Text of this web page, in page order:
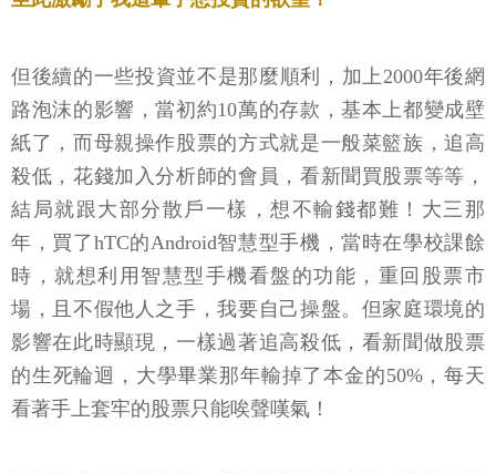
但後續的一些投資並不是那麼順利，加上2000年後網
路泡沫的影響，當初約10萬的存款，基本上都變成壁
紙了，而母親操作股票的方式就是一般菜籃族，追高
殺低，花錢加入分析師的會員，看新聞買股票等等，
結局就跟大部分散戶一樣，想不輸錢都難！大三那
年，買了hTC的Android智慧型手機，當時在學校課餘
時，就想利用智慧型手機看盤的功能，重回股票市
場，且不假他人之手，我要自己操盤。但家庭環境的
影響在此時顯現，一樣過著追高殺低，看新聞做股票
的生死輪迴，大學畢業那年輸掉了本金的50%，每天
看著手上套牢的股票只能唉聲嘆氣！